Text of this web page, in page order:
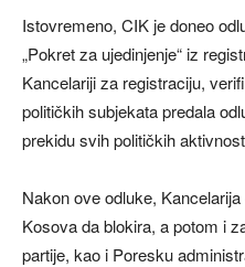
Istovremeno, CIK je doneo
„Pokret za ujedinjenje“ iz
Kancelariji za registraciju,
političkih subjekata predala
prekidu svih političkih
Nakon ove odluke,
Kosova da blokira, a potom i
partije, kao i Poresku